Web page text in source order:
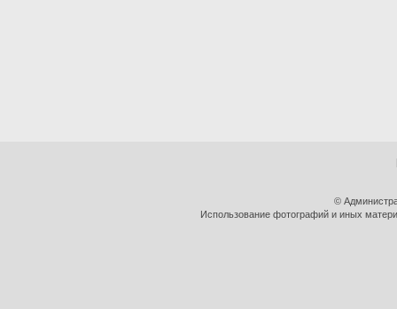
©
Использование фотографий и иных